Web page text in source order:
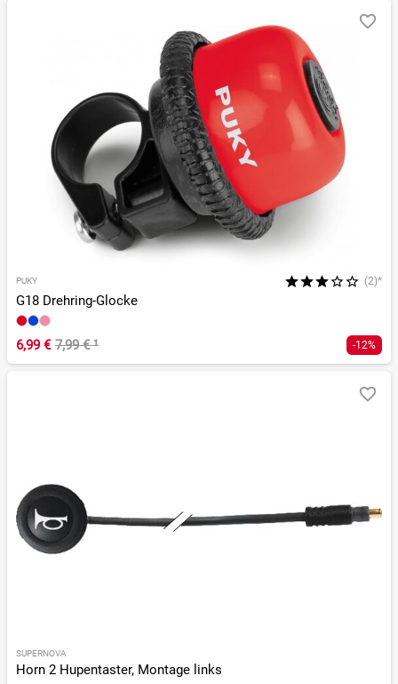
PUKY (2)*
G18 Drehring-Glocke
6,99 € 7,99 €¹ -12%
SUPERNOVA
Horn 2 Hupentaster, Montage links